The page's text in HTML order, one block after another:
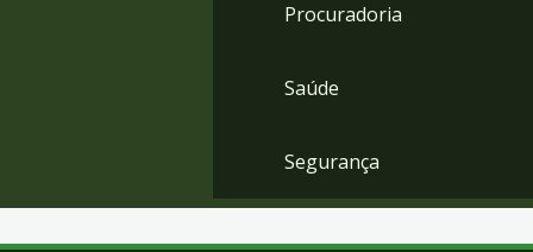
Procuradoria
Saúde
Segurança